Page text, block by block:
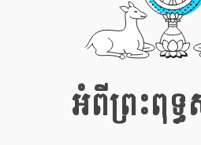
អំពីព្រះពុទ្